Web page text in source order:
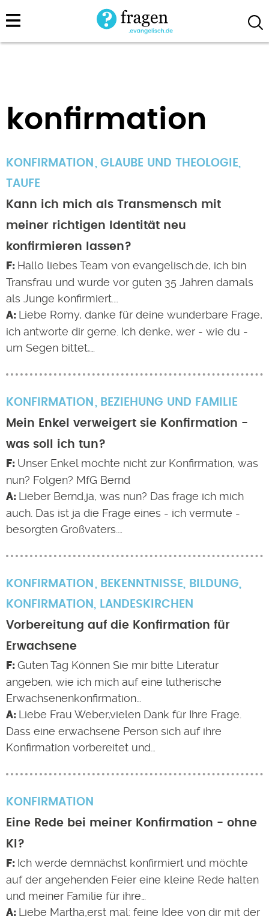
Direkt
zum
konfirmation
KONFIRMATION GLAUBE UND THEOLOGIE,
TAUFE
Kann ich mich als Transmensch mit
meiner richtigen Identität neu
konfirmieren lassen?
Hallo liebes Team von evangelisch.de, ich bin
Transfrau und wurde vor guten 35 Jahren damals
als Junge konfirmiert.…
Liebe Romy, danke für deine wunderbare Frage,
ich antworte dir gerne. Ich denke, wer - wie du -
um Segen bittet,…
KONFIRMATION
BEZIEHUNG UND FAMILIE
Mein Enkel verweigert sie Konfirmation -
was soll ich tun?
Unser Enkel möchte nicht zur Konfirmation, was
nun? Folgen? MfG Bernd
Lieber Bernd,ja, was nun? Das frage ich mich
auch. Das ist ja die Frage eines - ich vermute -
besorgten Großvaters.…
KONFIRMATION BEKENNTNISSE, BILDUNG,
KONFIRMATION , LANDESKIRCHEN
Vorbereitung auf die Konfirmation für
Erwachsene
Guten Tag Können Sie mir bitte Literatur
angeben, wie ich mich auf eine lutherische
Erwachsenenkonfirmation…
Liebe Frau Weber,vielen Dank für Ihre Frage.
Dass eine erwachsene Person sich auf ihre
Konfirmation vorbereitet und…
KONFIRMATION
Eine Rede bei meiner Konfirmation - ohne
KI?
Ich werde demnächst konfirmiert und möchte
auf der angehenden Feier eine kleine Rede halten
und meiner Familie für ihre…
Liebe Martha,erst mal: feine Idee von dir mit der